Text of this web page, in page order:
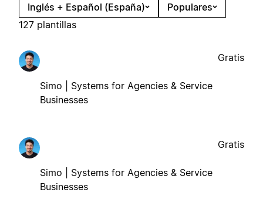
Inglés + Español (España)
Populares
127 plantillas
Simo | Systems for Agencies & Service
Businesses
Gratis
Simo | Systems for Agencies & Service
Businesses
Gratis